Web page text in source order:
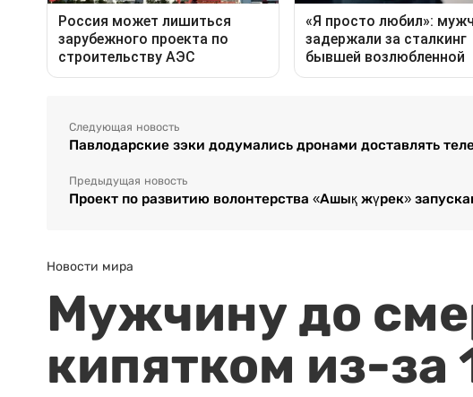
Следующая новость
Павлодарские зэки додумались дронами доставлять
Предыдущая новость
Проект по развитию волонтерства «Ашық жүрек»
Новости мира
Мужчину до
кипятком из-за